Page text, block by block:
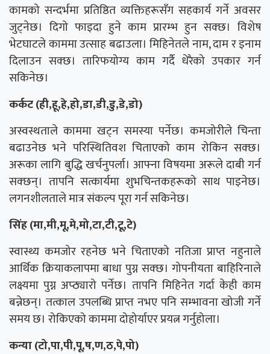
कामको सन्दर्भमा प्रतिष्ठित व्यक्तिहरूसँग सहकार्य गर्ने अवसर
जुट्नेछ। दिगो फाइदा हुने काम प्रारम्भ हुन सक्छ। विशेष
भेटघाटले काममा उत्साह बढाउला। मिहिनेतले नाम, दाम र इनाम
दिलाउन सक्छ। तारिफयोग्य काम गर्दै धेरैको उपकार गर्न
सकिनेछ।
कर्कट (ही,हू,हे,हो,डा,डी,डु,डे,डो)
अस्वस्थताले काममा खट्न समस्या पर्नेछ। कमजोरीले चिन्ता
बढाउनेछ भने परिस्थितिवश चिताएको काम रोकिन सक्छ।
अरूका लागि बुद्धि खर्चनुपर्ला। आफ्ना विषयमा अरूले दाबी गर्न
सक्छन्। तापनि सत्कार्यमा शुभचिन्तकहरूको साथ पाइनेछ।
लगनशीलताले मात्र संकल्प पूरा गर्न सकिनेछ।
सिंह (मा,मी,मू,मे,मो,टा,टी,टू,टे)
स्वास्थ्य कमजोर रहनेछ भने चिताएको नतिजा प्राप्त नहुनाले
आर्थिक क्रियाकलापमा बाधा पुग्न सक्छ। गोपनीयता बाहिरिनाले
लक्ष्यमा पुग्न अप्ठ्यारो पर्नेछ। तापनि मिहिनेत गर्दा केही काम
बन्नेछन्। तत्काल उपलब्धि प्राप्त नभए पनि सम्भावना खोजी गर्ने
समय छ। रोकिएको काममा दोहोर्याएर प्रयत्न गर्नुहोला।
कन्या (टो,पा,पी,पू,ष,ण,ठ,पे,पो)